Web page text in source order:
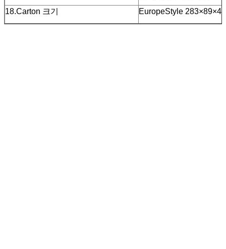
18.Carton 크기
EuropeStyle